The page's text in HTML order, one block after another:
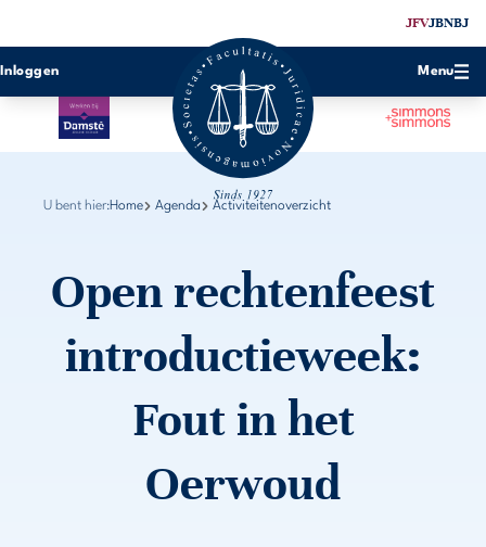
JFVJBNBJ
Inloggen Menu
U bent hier:Home Agenda Activiteitenoverzicht
Open rechtenfeest
introductieweek:
Fout in het
Oerwoud